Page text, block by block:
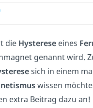
die Hysterese eines
genannt wird.
sich in einem
wissen
extra Beitrag dazu an!